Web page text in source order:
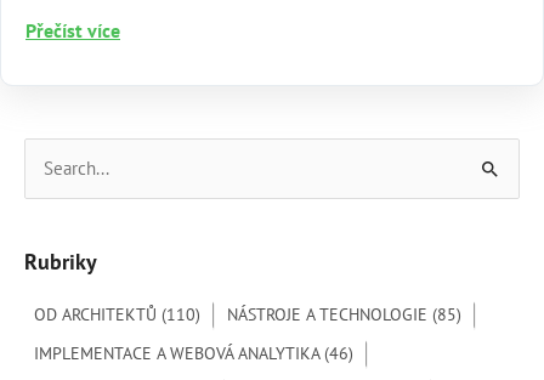
Pluginy
Google
TOP
13
pro
analytika
Přečíst více
lRubriky
OD ARCHITEKTŮ (110) NÁSTROJE A TECHNOLOGIE (85)
IMPLEMENTACE A WEBOVÁ ANALYTIKA(46)